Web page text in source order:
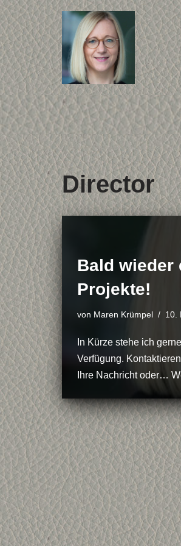
Zum
Inhalt
springen
Director
Bald wieder
Projekte!
von Maren Krümpel 10.
In Kürze stehe ich
Verfügung.
Ihre Nachricht oder…